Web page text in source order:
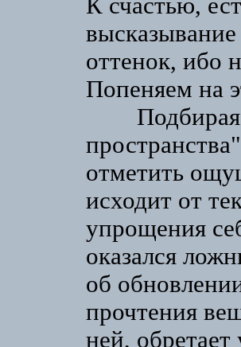
К счастью,
высказывание
оттенок, ибо
Попеняем на
отметить
исходит от
упрощения
оказался
об
прочтения
ней,